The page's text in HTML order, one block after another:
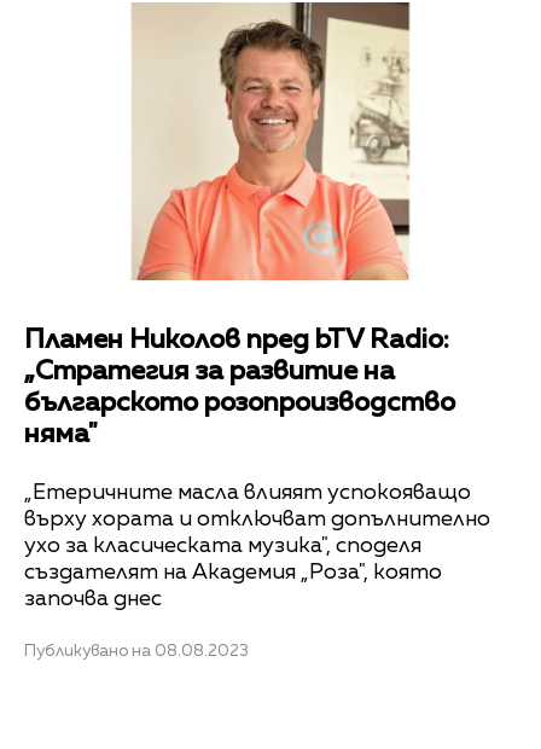
Пламен Николов пред bTV Radio:
„Стратегия за развитие на
българското розопроизводство
няма"
„Етеричните масла влияят успокояващо
върху хората и отключват допълнително
ухо за класическата музика", споделя
създателят на Академия „Роза", която
започва днес
Публикувано на 08.08.2023